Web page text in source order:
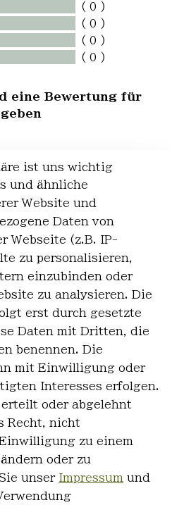
( 0 )
( 0 )
( 0 )
( 0 )
eine Bewertung für
- klicken Sie
ist uns wichtig
und ähnliche
Website und
Daten von
Webseite (z.B. IP-
zu personalisieren,
einzubinden oder
zu analysieren. Die
erst durch gesetzte
Daten mit Dritten, die
benennen. Die
mit Einwilligung oder
Interesses erfolgen.
oder abgelehnt
Recht, nicht
zu einem
oder zu
unser Impressum und